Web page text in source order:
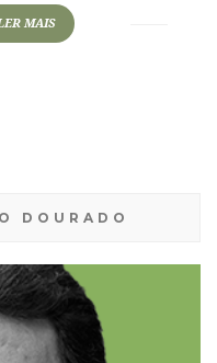
MAIS
DOURADO